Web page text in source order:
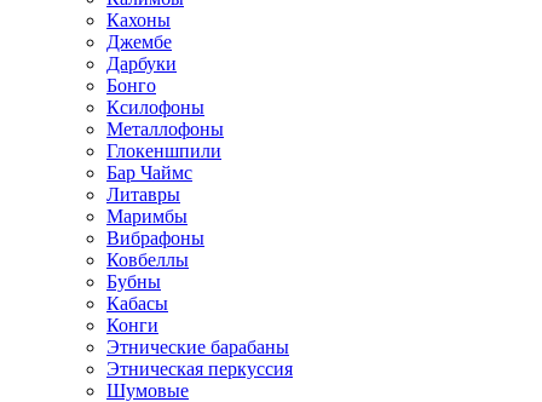
Кахоны
Джембе
Дарбуки
Бонго
Ксилофоны
Металлофоны
Глокеншпили
Бар Чаймс
Литавры
Маримбы
Вибрафоны
Ковбеллы
Бубны
Кабасы
Конги
Этнические барабаны
Этническая перкуссия
Шумовые